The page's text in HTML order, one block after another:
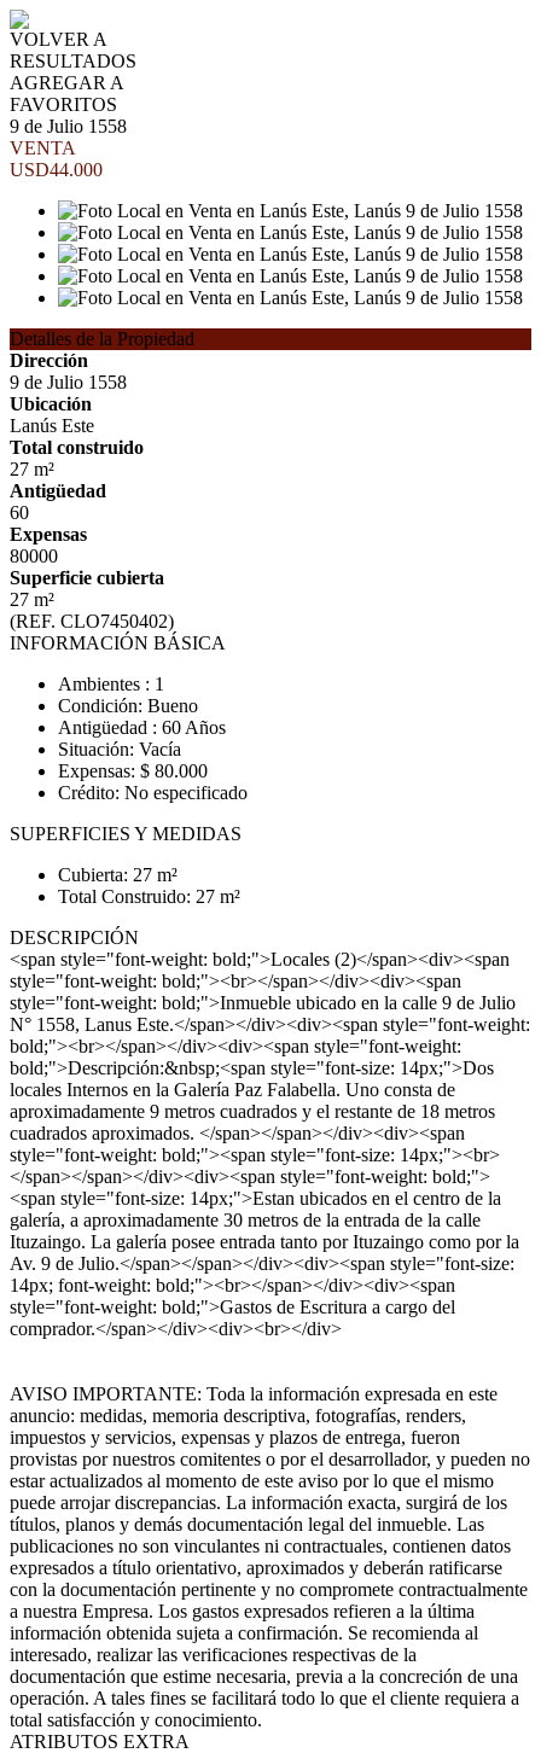
VOLVER A
RESULTADOS
AGREGAR A
FAVORITOS
9 de Julio 1558
VENTA
USD44.000
Detalles de la Propiedad
Dirección
9 de Julio 1558
Ubicación
Lanús Este
Total construido
27 m²
Antigüedad
60
Expensas
80000
Superficie cubierta
27 m²
(REF. CLO7450402)
INFORMACIÓN BÁSICA
Ambientes : 1
Condición: Bueno
Antigüedad : 60 Años
Situación: Vacía
Expensas: $ 80.000
Crédito: No especificado
SUPERFICIES Y MEDIDAS
Cubierta: 27 m²
Total Construido: 27 m²
DESCRIPCIÓN
<span style="font-weight: bold;">Locales (2)</span><div><span
style="font-weight: bold;"><br></span></div><div><span
style="font-weight: bold;">Inmueble ubicado en la calle 9 de Julio
N° 1558, Lanus Este.</span></div><div><span style="font-weight:
bold;"><br></span></div><div><span style="font-weight:
bold;">Descripción:&nbsp;<span style="font-size: 14px;">Dos
locales Internos en la Galería Paz Falabella. Uno consta de
aproximadamente 9 metros cuadrados y el restante de 18 metros
cuadrados aproximados. </span></span></div><div><span
style="font-weight: bold;"><span style="font-size: 14px;"><br>
</span></span></div><div><span style="font-weight: bold;">
<span style="font-size: 14px;">Estan ubicados en el centro de la
galería, a aproximadamente 30 metros de la entrada de la calle
Ituzaingo. La galería posee entrada tanto por Ituzaingo como por la
Av. 9 de Julio.</span></span></div><div><span style="font-size:
14px; font-weight: bold;"><br></span></div><div><span
style="font-weight: bold;">Gastos de Escritura a cargo del
comprador.</span></div><div><br></div>
AVISO IMPORTANTE: Toda la información expresada en este
anuncio: medidas, memoria descriptiva, fotografías, renders,
impuestos y servicios, expensas y plazos de entrega, fueron
provistas por nuestros comitentes o por el desarrollador, y pueden no
estar actualizados al momento de este aviso por lo que el mismo
puede arrojar discrepancias. La información exacta, surgirá de los
títulos, planos y demás documentación legal del inmueble. Las
publicaciones no son vinculantes ni contractuales, contienen datos
expresados a título orientativo, aproximados y deberán ratificarse
con la documentación pertinente y no compromete contractualmente
a nuestra Empresa. Los gastos expresados refieren a la última
información obtenida sujeta a confirmación. Se recomienda al
interesado, realizar las verificaciones respectivas de la
documentación que estime necesaria, previa a la concreción de una
operación. A tales fines se facilitará todo lo que el cliente requiera a
total satisfacción y conocimiento.
ATRIBUTOS EXTRA